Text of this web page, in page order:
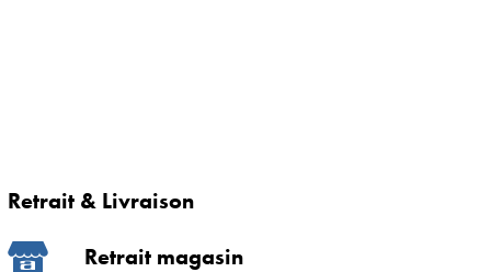
Retrait & Livraison
Retrait magasin